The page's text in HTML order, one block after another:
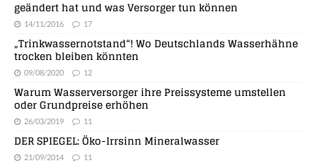
geändert hat und was Versorger tun können
14/11/2016 17
„Trinkwassernotstand“! Wo Deutschlands Wasserhähne
trocken bleiben könnten
09/08/2020 12
Warum Wasserversorger ihre Preissysteme umstellen
oder Grundpreise erhöhen
26/03/2019 11
DER SPIEGEL: Öko-Irrsinn Mineralwasser
21/09/2014 11